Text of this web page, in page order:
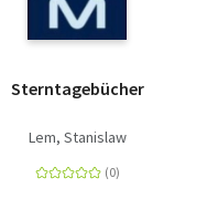
Sterntagebücher
Lem, Stanislaw